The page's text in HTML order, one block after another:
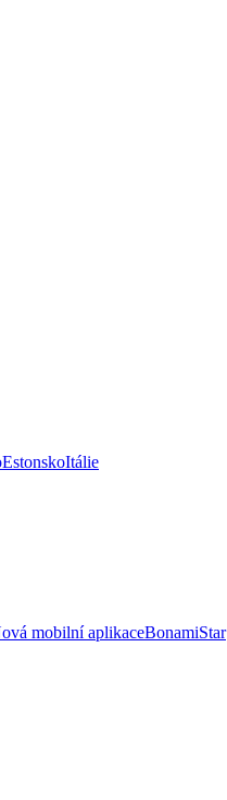
EstonskoItálie
mobilní aplikaceBonamiStar